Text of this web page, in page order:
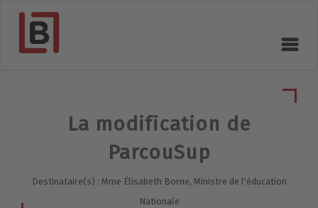
La modification de
ParcouSup
Destinataire(s) : Mme Élisabeth Borne, Ministre de l'éducation
Nationale